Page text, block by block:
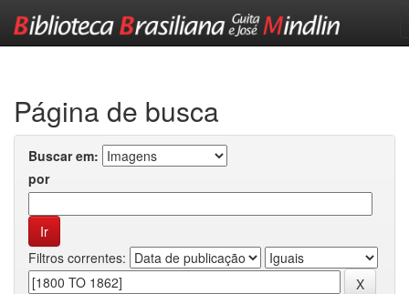
Página de busca
Buscar em:
por
Filtros correntes: